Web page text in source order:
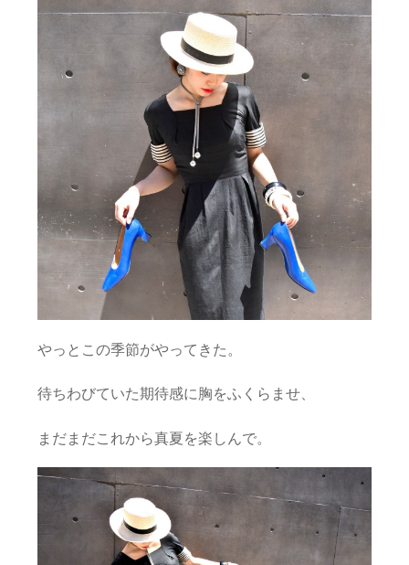
やっとこの季節がやってきた。
待ちわびていた期待感に胸をふくらませ、
まだまだこれから真夏を楽しんで。